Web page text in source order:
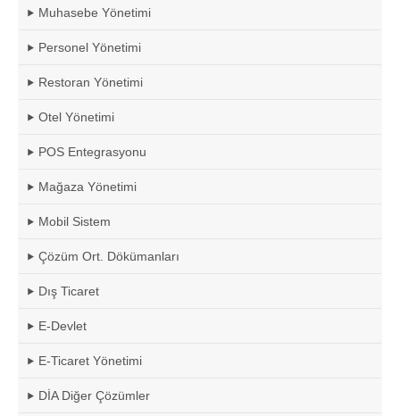
Muhasebe Yönetimi
Personel Yönetimi
Restoran Yönetimi
Otel Yönetimi
POS Entegrasyonu
Mağaza Yönetimi
Mobil Sistem
Çözüm Ort. Dökümanları
Dış Ticaret
E-Devlet
E-Ticaret Yönetimi
DİA Diğer Çözümler